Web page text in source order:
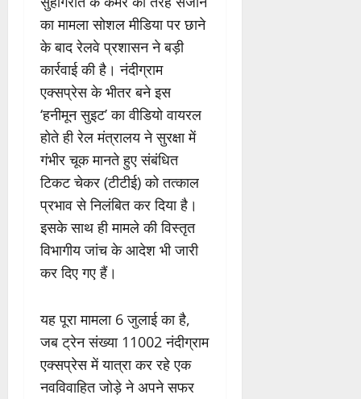
का मामला सोशल मीडिया पर छाने
के बाद रेलवे प्रशासन ने बड़ी
कार्रवाई की है। नंदीग्राम
एक्सप्रेस के भीतर बने इस
‘हनीमून सुइट’ का वीडियो वायरल
होते ही रेल मंत्रालय ने सुरक्षा में
गंभीर चूक मानते हुए संबंधित
टिकट चेकर (टीटीई) को तत्काल
प्रभाव से निलंबित कर दिया है।
इसके साथ ही मामले की विस्तृत
विभागीय जांच के आदेश भी जारी
कर दिए गए हैं।
यह पूरा मामला 6 जुलाई का है,
जब ट्रेन संख्या 11002 नंदीग्राम
एक्सप्रेस में यात्रा कर रहे एक
नवविवाहित जोड़े ने अपने सफर